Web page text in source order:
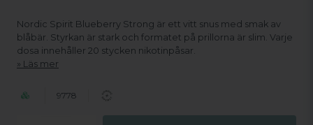
Nordic Spirit Blueberry Strong är ett vitt snus med smak av
blåbär. Styrkan är stark och formatet på prillorna är slim. Varje
dosa innehåller 20 stycken nikotinpåsar.
Läs mer
9778